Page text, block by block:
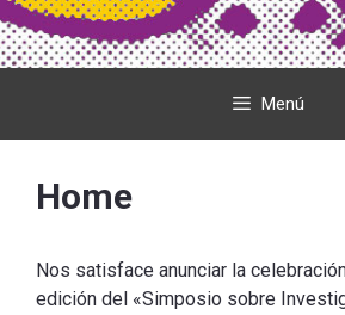
Menú
Home
Nos satisface anunciar la
edición del «Simposio sobre